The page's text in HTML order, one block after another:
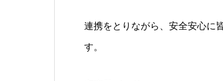
連携をとりながら、安全安心に
す。